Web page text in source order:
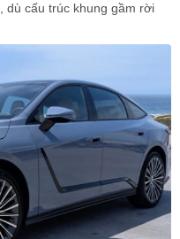
dù cấu trúc khung gầm rời